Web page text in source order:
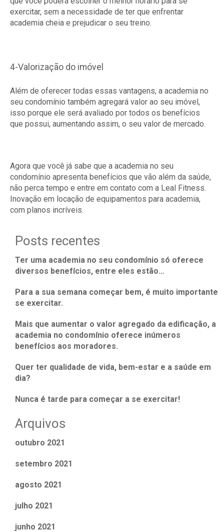
exercitar, sem a necessidade de ter que enfrentar
academia cheia e prejudicar o seu treino.
4-Valorização do imóvel
Além de oferecer todas essas vantagens, a academia no
seu condomínio também agregará valor ao seu imóvel,
isso porque ele será avaliado por todos os benefícios
que possui, aumentando assim, o seu valor de mercado.
Agora que você já sabe que a academia no seu
condomínio apresenta benefícios que vão além da saúde,
não perca tempo e entre em contato com a Leal Fitness.
Inovação em locação de equipamentos para academia,
com planos incríveis.
Posts recentes
Ter uma academia no seu condomínio só oferece
diversos benefícios, entre eles estão…
Para a sua semana começar bem, é muito importante
se exercitar.
Mais que aumentar o valor agregado da edificação, a
academia no condomínio oferece inúmeros
benefícios aos moradores.
Quer ter qualidade de vida, bem-estar e a saúde em
dia?
Nunca é tarde para começar a se exercitar!
Arquivos
outubro 2021
setembro 2021
agosto 2021
julho 2021
junho 2021